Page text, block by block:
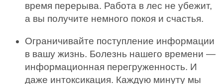
время перерыва. Работа в лес не убежит,
а вы получите немного покоя и счастья.
Ограничивайте поступление информации
в вашу жизнь. Болезнь нашего времени —
информационная перегруженность. И
даже интоксикация. Каждую минуту мы